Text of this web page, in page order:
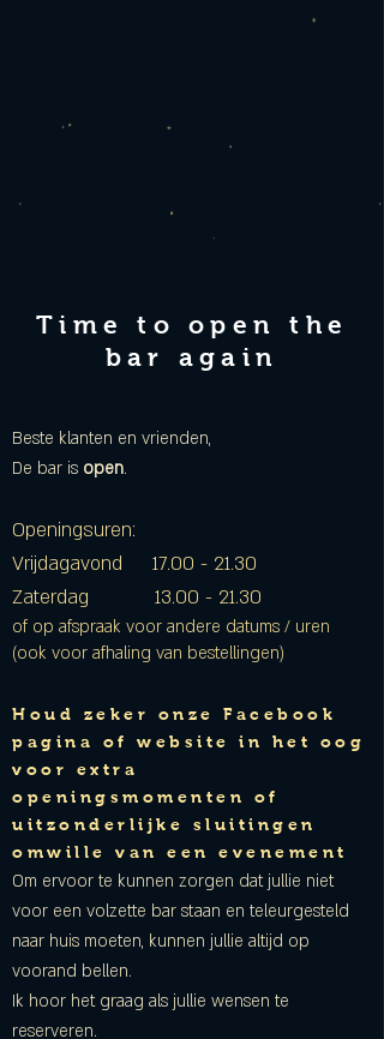
Time to open the
bar again
Beste klanten en vrienden,
De bar is open.
Openingsuren:
Vrijdagavond 17.00 - 21.30
Zaterdag 13.00 - 21.30
of op afspraak voor andere datums / uren
(ook voor afhaling van bestellingen)
Houd zeker onze Facebook
pagina of website in het oog
voor extra
openingsmomenten of
uitzonderlijke sluitingen
omwille van een evenement
Om ervoor te kunnen zorgen dat jullie niet
voor een volzette bar staan en teleurgesteld
naar huis moeten, kunnen jullie altijd op
voorand bellen.
Ik hoor het graag als jullie wensen te
reserveren.